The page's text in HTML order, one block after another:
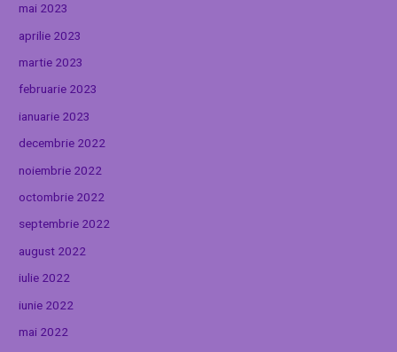
mai 2023
aprilie 2023
martie 2023
februarie 2023
ianuarie 2023
decembrie 2022
noiembrie 2022
octombrie 2022
septembrie 2022
august 2022
iulie 2022
iunie 2022
mai 2022